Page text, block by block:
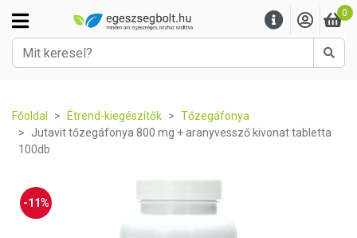
0
Főoldal Étrend-kiegészítők
Tőzegáfonya
Jutavit tőzegáfonya 800 mg + aranyvessző kivonat tabletta
100db
-11%